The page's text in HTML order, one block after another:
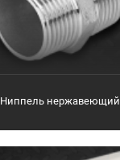
Ниппель нержавеющий